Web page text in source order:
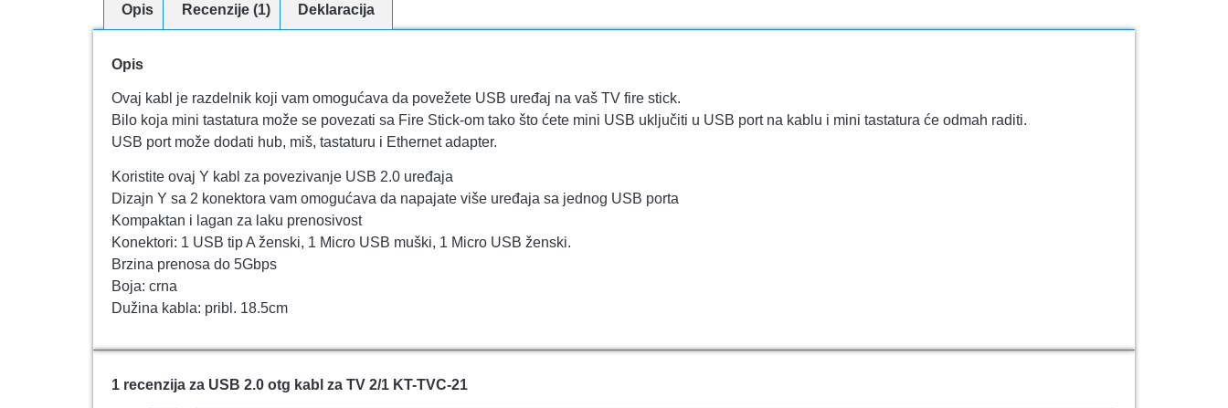
Opis Recenzije (1) Deklaracija
Opis
Ovaj kabl je razdelnik koji vam omogućava da povežete USB uređaj na vaš TV fire stick.
Bilo koja mini tastatura može se povezati sa Fire Stick-om tako što ćete mini USB uključiti u USB port na kablu i mini tastatura će odmah raditi.
USB port može dodati hub, miš, tastaturu i Ethernet adapter.
Koristite ovaj Y kabl za povezivanje USB 2.0 uređaja
Dizajn Y sa 2 konektora vam omogućava da napajate više uređaja sa jednog USB porta
Kompaktan i lagan za laku prenosivost
Konektori: 1 USB tip A ženski, 1 Micro USB muški, 1 Micro USB ženski.
Brzina prenosa do 5Gbps
Boja: crna
Dužina kabla: pribl. 18.5cm
1 recenzija za USB 2.0 otg kabl za TV 2/1 KT-TVC-21